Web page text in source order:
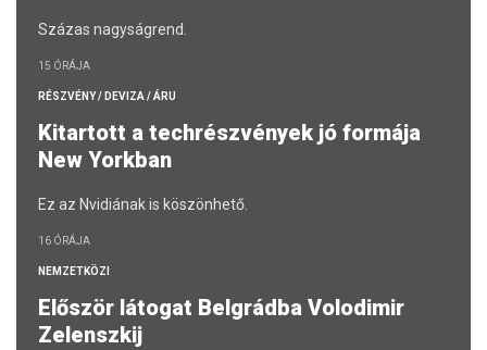
Százas nagyságrend.
15 ÓRÁJA
RÉSZVÉNY / DEVIZA / ÁRU
Kitartott a techrészvények jó formája
New Yorkban
Ez az Nvidiának is köszönhető.
16 ÓRÁJA
NEMZETKÖZI
Először látogat Belgrádba Volodimir
Zelenszkij